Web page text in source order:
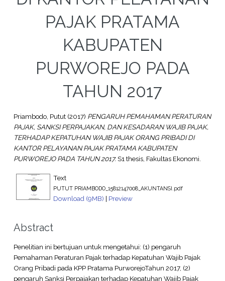
PAJAK PRATAMA
KABUPATEN
PURWOREJO PADA
TAHUN 2017
Priambodo, Putut(2017) PENGARUH PEMAHAMAN PERATURAN
PAJAK, SANKSI PERPAJAKAN, DAN KESADARAN WAJIB PAJAK,
TERHADAP KEPATUHAN WAJIB PAJAK ORANG PRIBADI DI
KANTOR PELAYANAN PAJAK PRATAMA KABUPATEN
PURWOREJO PADA TAHUN 2017.S1 thesis, Fakultas Ekonomi.
Text
PUTUT PRIAMBODO_15812147008_AKUNTANSI.pdf
Download (9MB) | Preview
Abstract
Penelitian ini bertujuan untuk mengetahui: (1) pengaruh
Pemahaman Peraturan Pajak terhadap Kepatuhan Wajib Pajak
Orang Pribadi pada KPP Pratama PurworejoTahun 2017, (2)
pengaruh Sanksi Perpajakan terhadap Kepatuhan Wajib Pajak